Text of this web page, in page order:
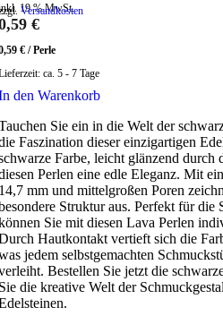
19 % MwSt.
Versandkosten
€
€ /Perle
ca. 5 - 7 Tage
den Warenkorb
Sie ein in die Welt der
Faszination dieser einzigartigen
Farbe, leicht glänzend durch
Perlen eine edle Eleganz. Mit
mm und mittelgroßen Poren
Struktur aus. Perfekt für die
Sie mit diesen Lava Perlen
Hautkontakt vertieft sich die
jedem selbstgemachten
Bestellen Sie jetzt die
die kreative Welt der